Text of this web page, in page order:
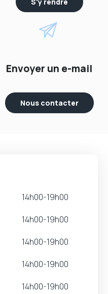
Envoyer un e-mail
Nous contacter
14h00-19h00
14h00-19h00
14h00-19h00
14h00-19h00
14h00-19h00